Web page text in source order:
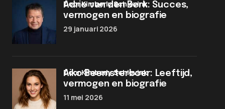
Adrie van den Berk: Succes,
vermogen en biografie
door Kimberly Schievink
29 januari 2026
Aiko Beemsterboer: Leeftijd,
vermogen en biografie
door Kimberly Schievink
11 mei 2026